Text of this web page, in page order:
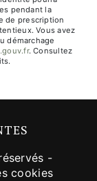
pendant la
de prescription
Vous avez
démarchage
. Consultez
-
cookies